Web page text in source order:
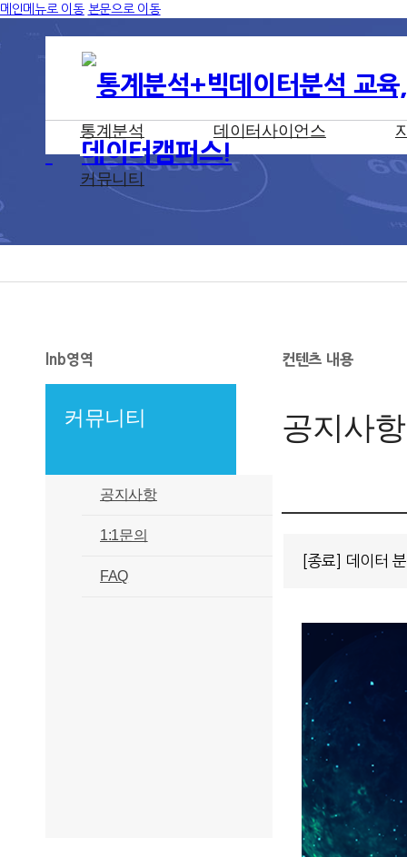
메인메뉴로 이동 본문으로 이동
통계분석 데이터사이언스
커뮤니티
lnb영역
커뮤니티
공지사항
1:1문의
FAQ
컨텐츠 내용
공지사항
[종료] 데이터